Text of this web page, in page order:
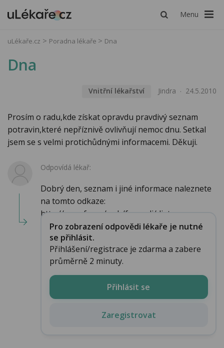
Menu
uLékaře.cz Poradna lékaře Dna
Dna
Vnitřní lékařství Jindra 24.5.2010
Prosím o radu,kde získat opravdu pravdivý seznam
potravin,které nepříznivě ovlivňují nemoc dnu. Setkal
jsem se s velmi protichůdnými informacemi. Děkuji.
Odpovídá lékař:
Dobrý den, seznam i jiné informace naleznete
na tomto odkaze:
http://www.fzv.cz/web/fzv-radi/diet...
Pro zobrazení odpovědi lékaře je nutné
se přihlásit.
Přihlášení/registrace je zdarma a zabere
průměrně 2 minuty.
Přihlásit se
Zaregistrovat